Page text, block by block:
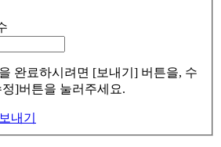
완료하시려면 [보내기] 버튼을, 수
]버튼을 눌러주세요.
보내기